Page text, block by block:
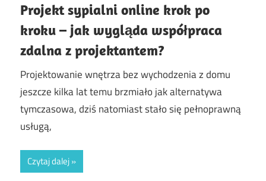
Projekt sypialni online krok po
kroku – jak wygląda współpraca
zdalna z projektantem?
Projektowanie wnętrza bez wychodzenia z domu
jeszcze kilka lat temu brzmiało jak alternatywa
tymczasowa, dziś natomiast stało się pełnoprawną
usługą,
Czytaj dalej